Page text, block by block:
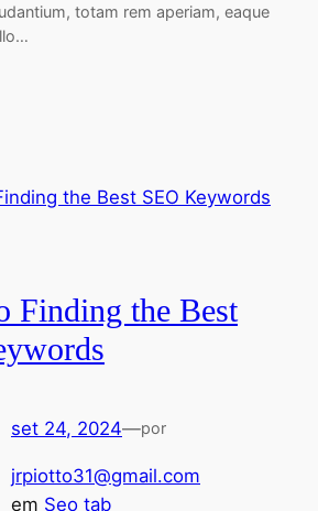
totam rem aperiam, eaque
Finding the Best
set 24, 2024—por
jrpiotto31@gmail.com
em Seo tab